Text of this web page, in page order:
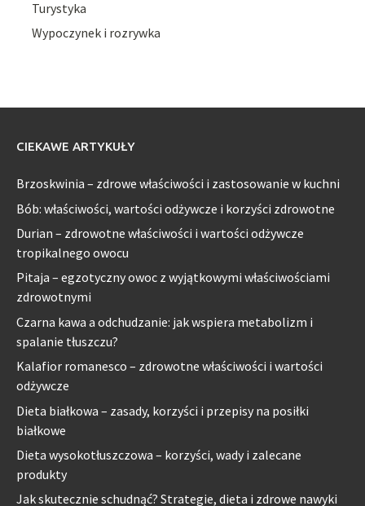
Turystyka
Wypoczynek i rozrywka
CIEKAWE ARTYKUŁY
Brzoskwinia – zdrowe właściwości i zastosowanie w kuchni
Bób: właściwości, wartości odżywcze i korzyści zdrowotne
Durian – zdrowotne właściwości i wartości odżywcze
tropikalnego owocu
Pitaja – egzotyczny owoc z wyjątkowymi właściwościami
zdrowotnymi
Czarna kawa a odchudzanie: jak wspiera metabolizm i
spalanie tłuszczu?
Kalafior romanesco – zdrowotne właściwości i wartości
odżywcze
Dieta białkowa – zasady, korzyści i przepisy na posiłki
białkowe
Dieta wysokotłuszczowa – korzyści, wady i zalecane
produkty
Jak skutecznie schudnąć? Strategie, dieta i zdrowe nawyki